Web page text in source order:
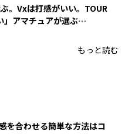
ぶ。Vxは打感がいい。TOUR
」アマチュアが選ぶ
もっと読む
を合わせる簡単な方法はコ